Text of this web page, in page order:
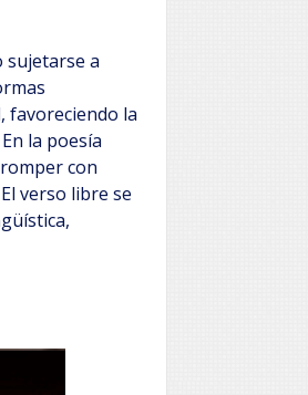
sujetarse a
favoreciendo la
la poesía
con
verso libre se